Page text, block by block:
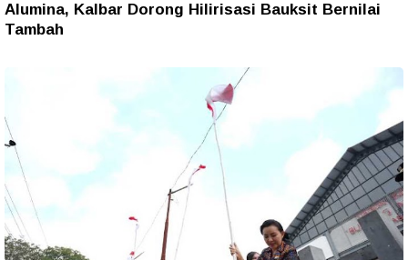
Alumina, Kalbar Dorong Hilirisasi Bauksit Bernilai
Tambah